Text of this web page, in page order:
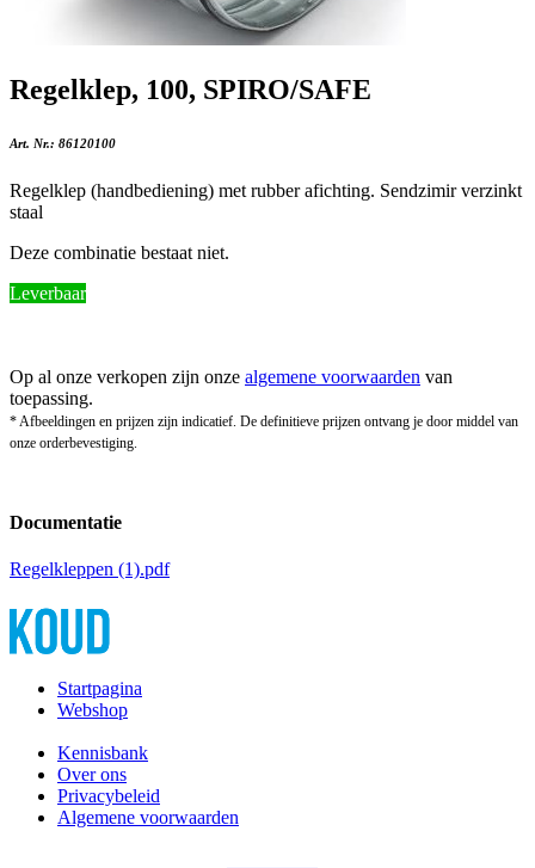
Regelklep, 100, SPIRO/SAFE
Art. Nr.: 86120100
Regelklep (handbediening) met rubber afichting. Sendzimir verzinkt
staal
Deze combinatie bestaat niet.
Leverbaar
Op al onze verkopen zijn onze algemene voorwaarden van
toepassing.
* Afbeeldingen en prijzen zijn indicatief. De definitieve prijzen ontvang je door middel van
onze orderbevestiging.
Documentatie
Regelkleppen (1).pdf
Startpagina
Webshop
Kennisbank
Over ons
Privacybeleid
Algemene voorwaarden